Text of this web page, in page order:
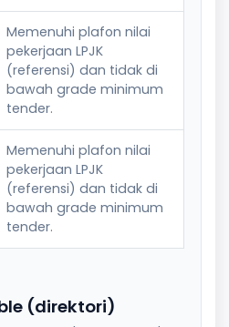
Memenuhi plafon nilai
pekerjaan LPJK
(referensi) dan tidak di
bawah grade minimum
tender.
Memenuhi plafon nilai
pekerjaan LPJK
(referensi) dan tidak di
bawah grade minimum
tender.
(direktori)